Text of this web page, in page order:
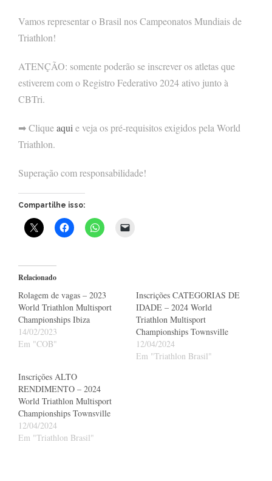
Vamos representar o Brasil nos Campeonatos Mundiais de
Triathlon!
ATENÇÃO: somente poderão se inscrever os atletas que
estiverem com o Registro Federativo 2024 ativo junto à
CBTri.
➡ Cliqueaquie veja os pré-requisitos exigidos pela World
Triathlon.
Superação com responsabilidade!
Compartilhe isso:
Relacionado
Rolagem de vagas – 2023
World Triathlon Multisport
Championships Ibiza
14/02/2023
Em "COB"
Inscrições CATEGORIAS DE
IDADE – 2024 World
Triathlon Multisport
Championships Townsville
12/04/2024
Em "Triathlon Brasil"
Inscrições ALTO
RENDIMENTO – 2024
World Triathlon Multisport
Championships Townsville
12/04/2024
Em "Triathlon Brasil"